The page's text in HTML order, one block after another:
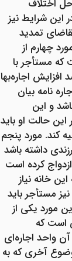
اختلاف
این شرایط نیز
تمدید
چهارم از
که مستأجر با
یا ۲۰ درصد افزایش اجاره‌بها
نامه بیان
و این
این حالت او باید
کند. مورد پنجم
داشته باشد
کرده است
خانه نیاز
مستأجر باید
مورد یکی از
است که
واحد اجاره‌ای
آخری که به